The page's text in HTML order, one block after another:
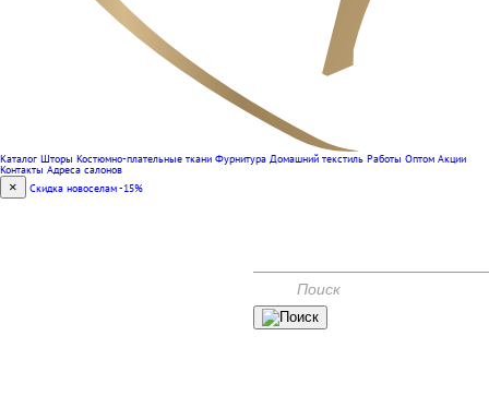
Каталог Шторы Костюмно-плательные ткани Фурнитура Домашний текстиль Работы Оптом Акции
Контакты Адреса салонов
× Скидка новоселам -15%
КОНТАКТЫ АКЦИИ